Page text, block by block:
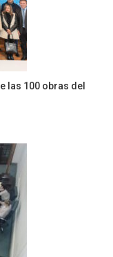
las 100 obras del